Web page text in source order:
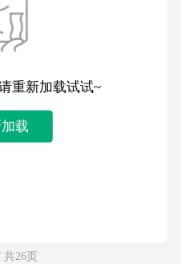
重新加载试试~
载
共26页